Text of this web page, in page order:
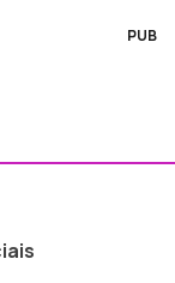
PUB